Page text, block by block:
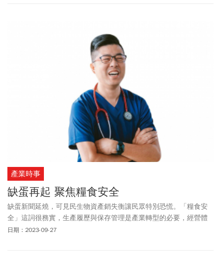
產業時事
缺蛋再起 聚焦糧食安全
缺蛋新聞延燒，可見民生物資產銷失衡讓民眾特別恐慌。「糧食安
全」這詞很務實，生產履歷與保存管理是產業轉型的必要，經營體
質提升，風險抗性增加，達到糧食安全的安心環境。
日期：2023-09-27